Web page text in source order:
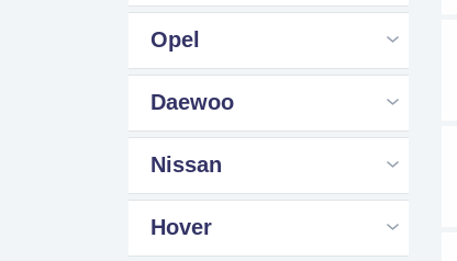
Opel
Daewoo
Nissan
Hover